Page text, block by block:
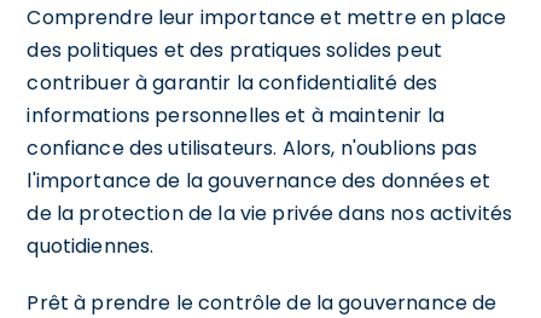
Comprendre leur importance et mettre en place
des politiques et des pratiques solides peut
contribuer à garantir la confidentialité des
informations personnelles et à maintenir la
confiance des utilisateurs. Alors, n'oublions pas
l'importance de la gouvernance des données et
de la protection de la vie privée dans nos activités
quotidiennes.
Prêt à prendre le contrôle de la gouvernance de